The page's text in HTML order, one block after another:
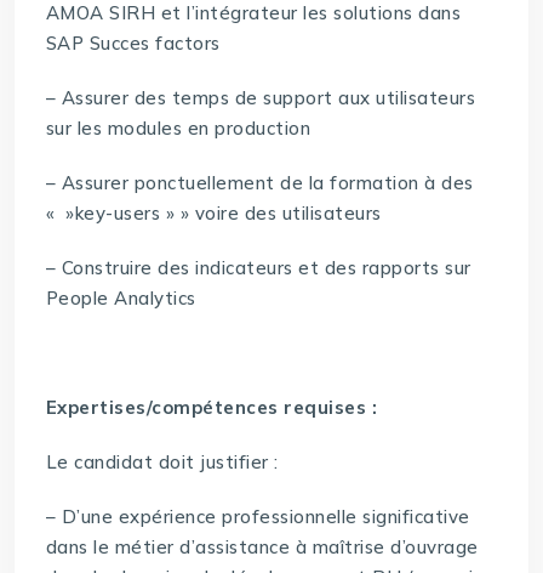
AMOA SIRH et l’intégrateur les solutions dans
SAP Succes factors
– Assurer des temps de support aux utilisateurs
sur les modules en production
– Assurer ponctuellement de la formation à des
« »key-users » » voire des utilisateurs
– Construire des indicateurs et des rapports sur
People Analytics
Expertises/compétences requises :
Le candidat doit justifier :
– D’une expérience professionnelle significative
dans le métier d’assistance à maîtrise d’ouvrage